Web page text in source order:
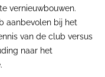
vernieuwbouwen.
aanbevolen bij het
van de club versus
naar het